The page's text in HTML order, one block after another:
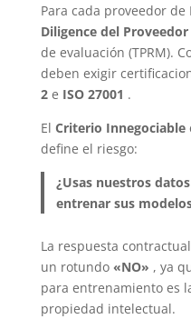
Para cada proveedor
Diligence del Proveedor
de evaluación (TPRM).
deben exigir
2e ISO 27001 .
El Criterio Innegociable
define el riesgo:
¿Usas nuestros
entrenar sus
La respuesta
un rotundo «NO» , ya
para entrenamiento es
propiedad intelectual.